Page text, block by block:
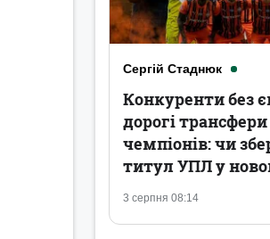
Сергій Стаднюк
3 серпня 08:14
Конкуренти без
дорогі трансфери
чемпіонів: чи
титул УПЛ у